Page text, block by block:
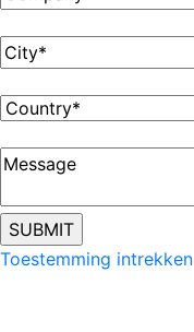
Toestemming intrekken